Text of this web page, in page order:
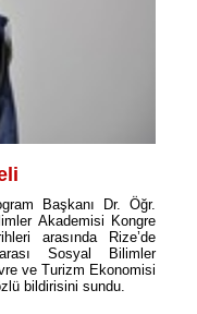
Başkanı Dr. Öğr.
Akademisi Kongre
arasında Rize’de
Sosyal Bilimler
ve Turizm Ekonomisi
bildirisini sundu.